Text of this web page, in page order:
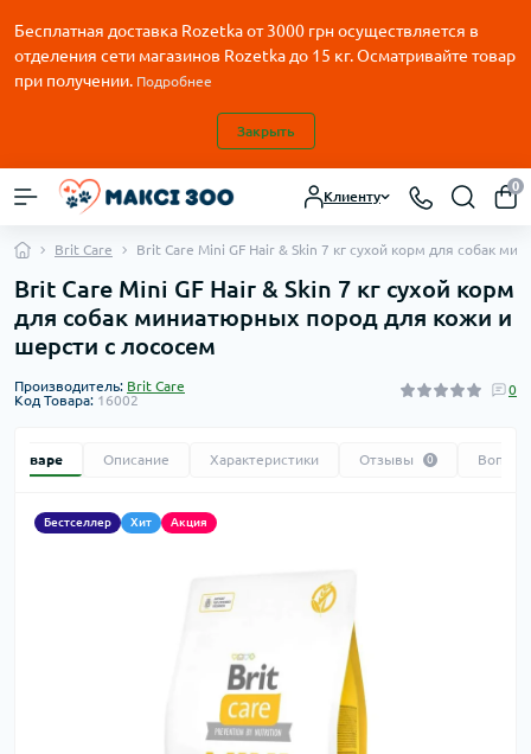
Бесплатная доставка Rozetka от3000 грн осуществляется в
отделения сети магазинов Rozetka до 15 кг. Осматривайте товар
при получении. Подробнее
Закрыть
Клиенту
0
Brit Care Brit Care Mini GF Hair & Skin 7 кг сухой корм для собак
Brit Care Mini GF Hair & Skin 7 кг сухой корм
для собак миниатюрных пород для кожи и
шерсти с лососем
Производитель: Brit Care
Код Товара: 16002
0
товаре Описание Характеристики Отзывы 0
Бестселлер Хит Акция